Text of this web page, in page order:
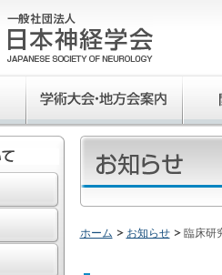
ホーム お知らせ 臨床研